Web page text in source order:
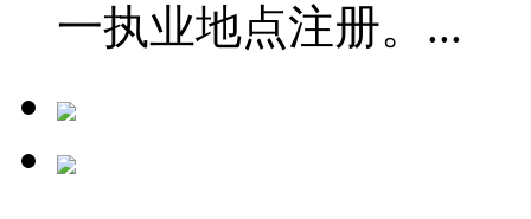
一执业地点注册。...